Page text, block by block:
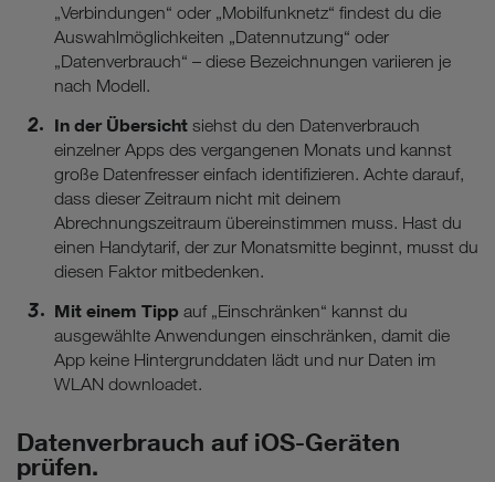
„Verbindungen“ oder „Mobilfunknetz“ findest du die
Auswahlmöglichkeiten „Datennutzung“ oder
„Datenverbrauch“ – diese Bezeichnungen variieren je
nach Modell.
In der Übersicht siehst du den Datenverbrauch
einzelner Apps des vergangenen Monats und kannst
große Datenfresser einfach identifizieren. Achte darauf,
dass dieser Zeitraum nicht mit deinem
Abrechnungszeitraum übereinstimmen muss. Hast du
einen Handytarif, der zur Monatsmitte beginnt, musst du
diesen Faktor mitbedenken.
Mit einem Tipp auf „Einschränken“ kannst du
ausgewählte Anwendungen einschränken, damit die
App keine Hintergrunddaten lädt und nur Daten im
WLAN downloadet.
Datenverbrauch auf iOS-Geräten
prüfen.